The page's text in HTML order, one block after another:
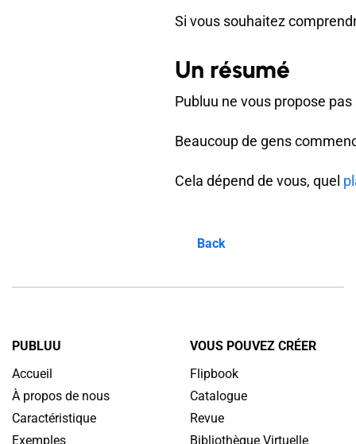
Si vous souhaitez
Un résumé
Publuu ne vous propose
Beaucoup de gens
Cela dépend de vous, quel
Back
PUBLUU
Accueil
À propos de nous
Caractéristique
Exemples
VOUS POUVEZ CRÉER
Flipbook
Catalogue
Revue
Bibliothèque Virtuelle